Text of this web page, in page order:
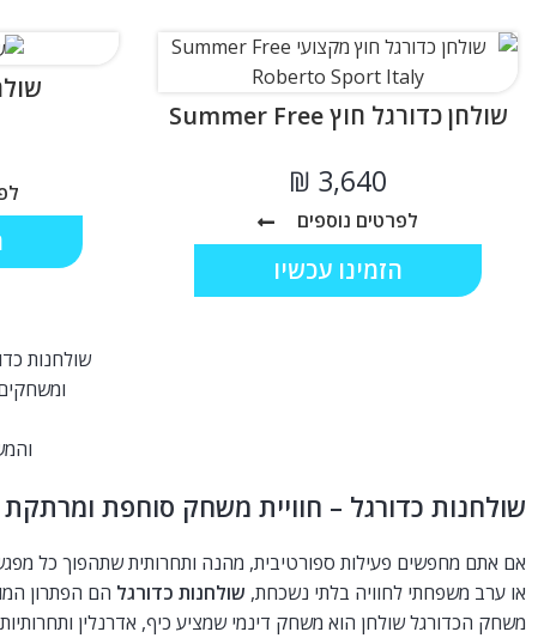
שולחן כדורגל חוץ Summer Free
₪
לפרטים נוספים
הזמינו עכשיו
שולחנות
שולחנות כדורגל – חוויית משחק סוחפת ומרתקת
אם אתם מחפשים פעילות ספורטיבית, מהנה ותחרותית שתהפוך כל
או ערב משפחתי לחוויה בלתי נשכחת, שולחנות כדורגל הם הפתרון
משחק הכדורגל שולחן הוא משחק דינמי שמציע כיף, אדרנלין